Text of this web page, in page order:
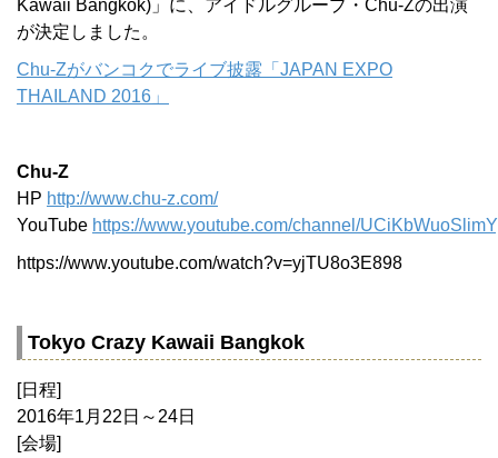
Kawaii Bangkok)」に、アイドルグループ・Chu-Zの出演
が決定しました。
Chu-Zがバンコクでライブ披露「JAPAN EXPO
THAILAND 2016」
Chu-Z
HP http://www.chu-z.com/
YouTube https://www.youtube.com/channel/
https://www.youtube.com/watch?v=yjTU8o3E898
Tokyo Crazy Kawaii Bangkok
[日程]
2016年1月22日～24日
[会場]